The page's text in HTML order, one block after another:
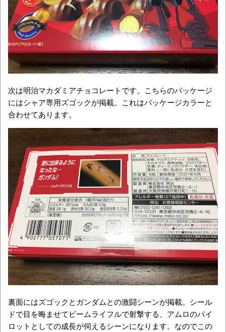
次は明治マカダミアチョコレートです。こちらのパッケージ
にはシャア専用ズゴックが掲載。これはパッケージカラーと
合わせてあります。
裏面にはズゴックとガンダムとの激闘シーンが掲載。シール
ドで目を晦ませてビームライフルで射撃する、アムロのパイ
ロットとしての成長が伺えるシーンになります。なのでこの